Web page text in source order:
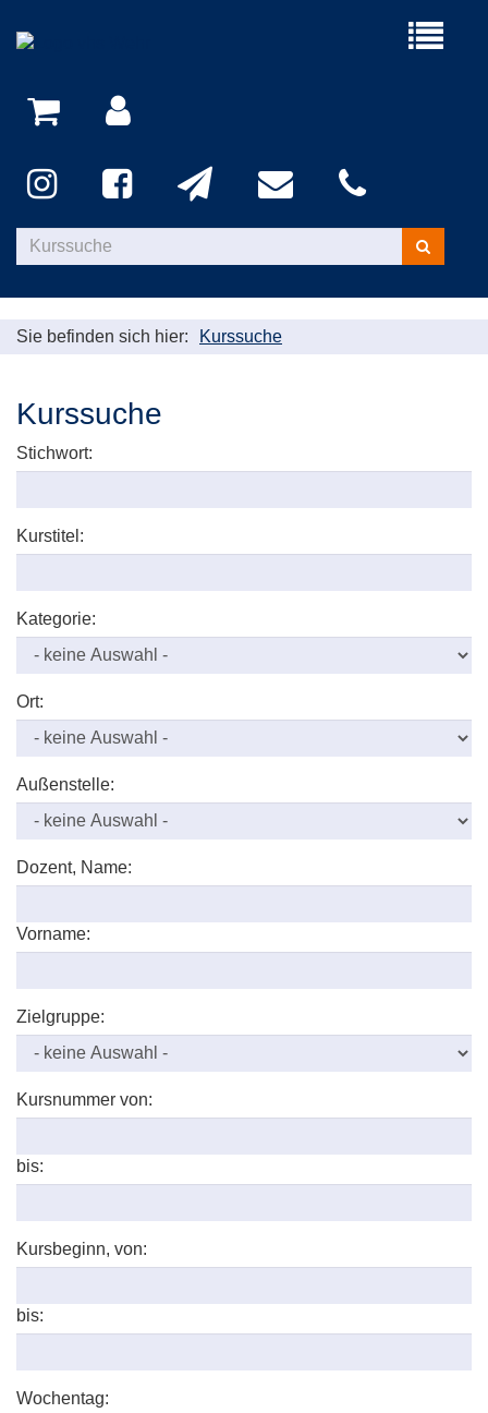
Menü
Kurse
suchen
Sie befinden sich hier: Kurssuche
Kurssuche
Stichwort:
Kurstitel:
Kategorie:
Ort:
Außenstelle:
Dozent, Name:
Vorname:
Zielgruppe:
Kursnummer von:
bis:
Kursbeginn, von:
bis:
Wochentag: